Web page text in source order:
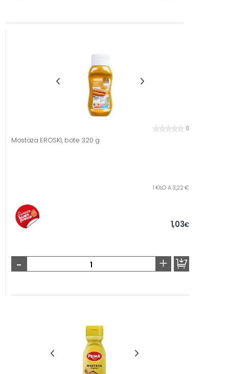
0
Mostaza EROSKI, bote 320 g
1 KILO A 3,22 €
1,03€
- +